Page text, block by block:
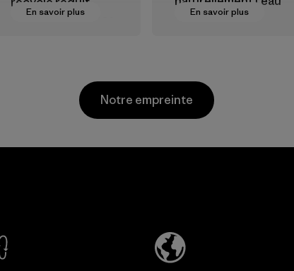
En savoir plus
notre dépendance
En savoir plus
et est très
Factory
Notre empreinte